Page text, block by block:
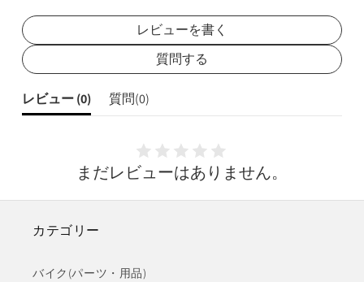
レビューを書く
質問する
レビュー (0) 質問(0)
まだレビューはありません。
カテゴリー
バイク(パーツ・用品)